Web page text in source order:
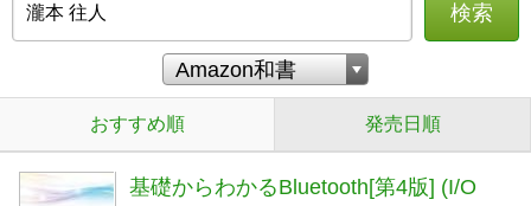
検索
おすすめ順 発売日順
基礎からわかるBluetooth[第4版] (I/O